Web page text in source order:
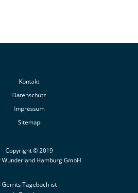
Kontakt
Datenschutz
Impressum
Sitemap
Copyright © 2019
Hamburg GmbH
Gerrits Tagebuch ist